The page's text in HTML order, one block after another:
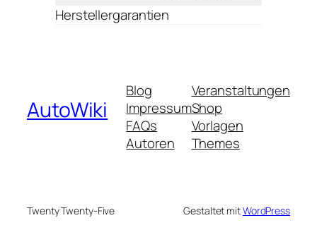
Herstellergarantien
AutoWiki
Blog
Impressum
FAQs
Autoren
Veranstaltungen
Shop
Vorlagen
Themes
Twenty Twenty-Five Gestaltet mitWordPress